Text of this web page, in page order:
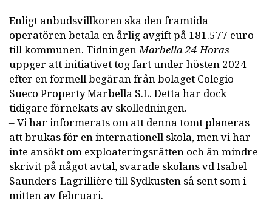
Enligt anbudsvillkoren ska den framtida
operatören betala en årlig avgift på 181.577 euro
till kommunen. TidningenMarbella 24 Horas
uppger att initiativet tog fart under hösten 2024
efter en formell begäran från bolaget Colegio
Sueco Property Marbella S.L. Detta har dock
tidigare förnekats av skolledningen.
– Vi har informerats om att denna tomt planeras
att brukas för en internationell skola, men vi har
inte ansökt om exploateringsrätten och än mindre
skrivit på något avtal, svarade skolans vd Isabel
Saunders-Lagrillière till Sydkusten så sent som i
mitten av februari.